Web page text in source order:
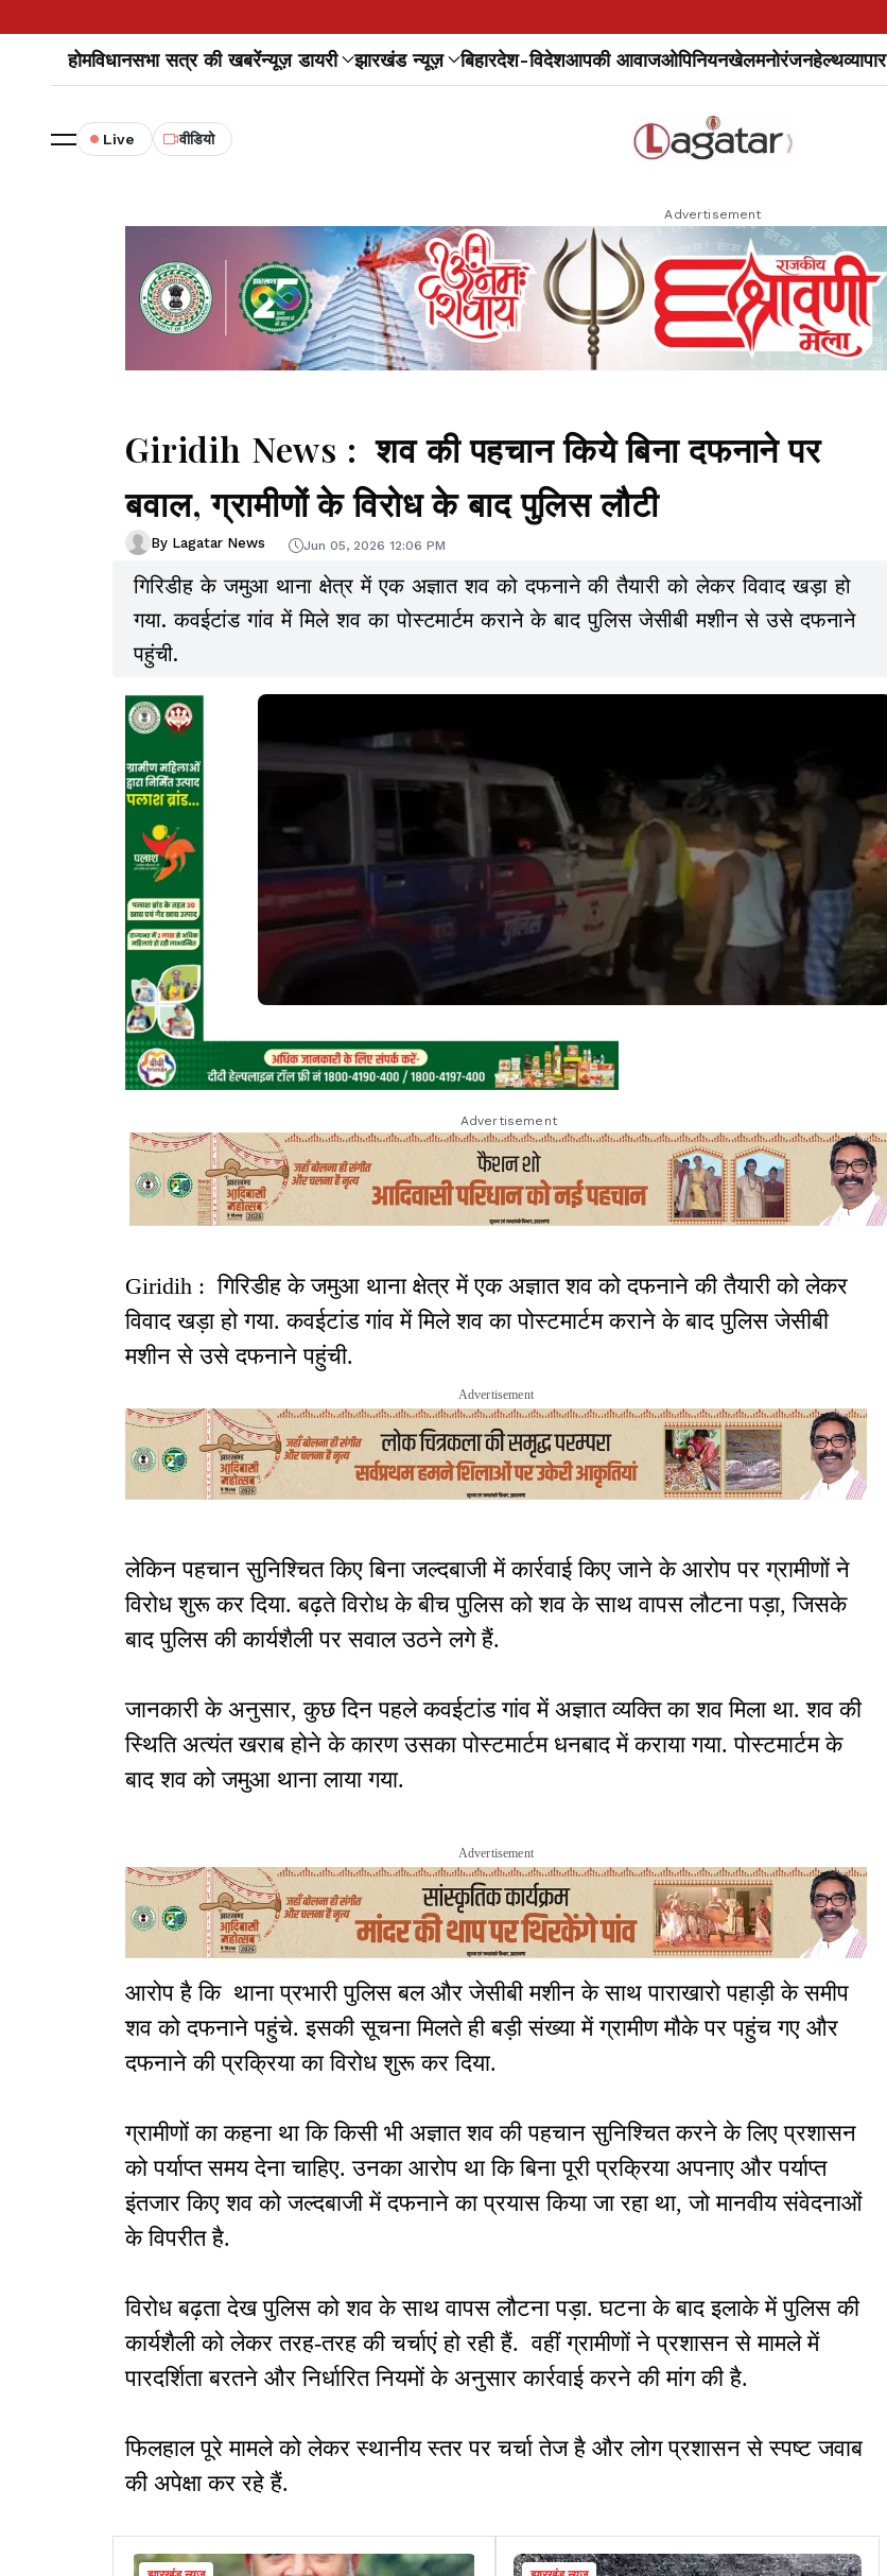
होमविधानसभा सत्र की खबरेंन्यूज़ डायरी झारखंड न्यूज़ बिहारदेश-विदेशआपकी आवाजओपिनियनखेलमनोरंजनहेल्थव्यापार
Live वीडियो
Advertisement
Giridih News : शव की पहचान किये बिना दफनाने पर
बवाल, ग्रामीणों के विरोध के बाद पुलिस लौटी
By Lagatar News Jun 05, 2026 12:06 PM
गिरिडीह के जमुआ थाना क्षेत्र में एक अज्ञात शव को दफनाने की तैयारी को लेकर विवाद खड़ा हो
गया. कवईटांड गांव में मिले शव का पोस्टमार्टम कराने के बाद पुलिस जेसीबी मशीन से उसे दफनाने
पहुंची.
Advertisement
Giridih : गिरिडीह के जमुआ थाना क्षेत्र में एक अज्ञात शव को दफनाने की तैयारी को लेकर
विवाद खड़ा हो गया. कवईटांड गांव में मिले शव का पोस्टमार्टम कराने के बाद पुलिस जेसीबी
मशीन से उसे दफनाने पहुंची.
Advertisement
लेकिन पहचान सुनिश्चित किए बिना जल्दबाजी में कार्रवाई किए जाने के आरोप पर ग्रामीणों ने
विरोध शुरू कर दिया. बढ़ते विरोध के बीच पुलिस को शव के साथ वापस लौटना पड़ा, जिसके
बाद पुलिस की कार्यशैली पर सवाल उठने लगे हैं.
जानकारी के अनुसार, कुछ दिन पहले कवईटांड गांव में अज्ञात व्यक्ति का शव मिला था. शव की
स्थिति अत्यंत खराब होने के कारण उसका पोस्टमार्टम धनबाद में कराया गया. पोस्टमार्टम के
बाद शव को जमुआ थाना लाया गया.
Advertisement
आरोप है कि थाना प्रभारी पुलिस बल और जेसीबी मशीन के साथ पाराखारो पहाड़ी के समीप
शव को दफनाने पहुंचे. इसकी सूचना मिलते ही बड़ी संख्या में ग्रामीण मौके पर पहुंच गए और
दफनाने की प्रक्रिया का विरोध शुरू कर दिया.
ग्रामीणों का कहना था कि किसी भी अज्ञात शव की पहचान सुनिश्चित करने के लिए प्रशासन
को पर्याप्त समय देना चाहिए. उनका आरोप था कि बिना पूरी प्रक्रिया अपनाए और पर्याप्त
इंतजार किए शव को जल्दबाजी में दफनाने का प्रयास किया जा रहा था, जो मानवीय संवेदनाओं
के विपरीत है.
विरोध बढ़ता देख पुलिस को शव के साथ वापस लौटना पड़ा. घटना के बाद इलाके में पुलिस की
कार्यशैली को लेकर तरह-तरह की चर्चाएं हो रही हैं. वहीं ग्रामीणों ने प्रशासन से मामले में
पारदर्शिता बरतने और निर्धारित नियमों के अनुसार कार्रवाई करने की मांग की है.
फिलहाल पूरे मामले को लेकर स्थानीय स्तर पर चर्चा तेज है और लोग प्रशासन से स्पष्ट जवाब
की अपेक्षा कर रहे हैं.